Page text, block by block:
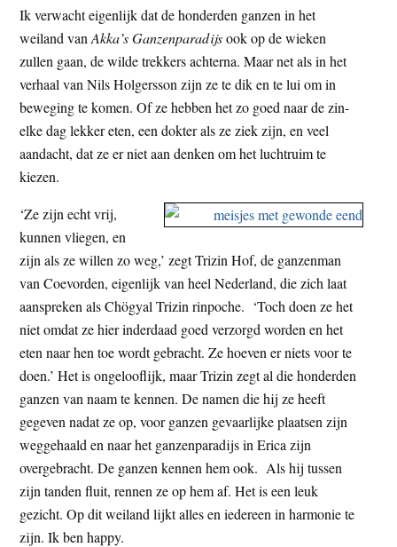
Ik verwacht eigenlijk dat de honderden ganzen in het
weiland vanAkka’s Ganzenparadijsook op de wieken
zullen gaan, de wilde trekkers achterna. Maar net als in het
verhaal van Nils Holgersson zijn ze te dik en te lui om in
beweging te komen. Of ze hebben het zo goed naar de zin-
elke dag lekker eten, een dokter als ze ziek zijn, en veel
aandacht, dat ze er niet aan denken om het luchtruim te
kiezen.
‘Ze zijn echt vrij,
kunnen vliegen, en
zijn als ze willen zo weg,’ zegt Trizin Hof, de ganzenman
van Coevorden, eigenlijk van heel Nederland, die zich laat
aanspreken als Chögyal Trizin rinpoche. ‘Toch doen ze het
niet omdat ze hier inderdaad goed verzorgd worden en het
eten naar hen toe wordt gebracht. Ze hoeven er niets voor te
doen.’ Het is ongelooflijk, maar Trizin zegt al die honderden
ganzen van naam te kennen. De namen die hij ze heeft
gegeven nadat ze op, voor ganzen gevaarlijke plaatsen zijn
weggehaald en naar het ganzenparadijs in Erica zijn
overgebracht. De ganzen kennen hem ook. Als hij tussen
zijn tanden fluit, rennen ze op hem af. Het is een leuk
gezicht. Op dit weiland lijkt alles en iedereen in harmonie te
zijn. Ik ben happy.